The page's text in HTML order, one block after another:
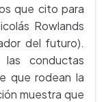
que cito para
Rowlands
del futuro).
conductas
que rodean la
muestra que